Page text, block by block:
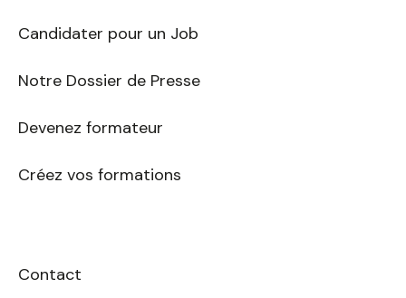
Candidater pour un Job
Notre Dossier de Presse
Devenez formateur
Créez vos formations
Contact